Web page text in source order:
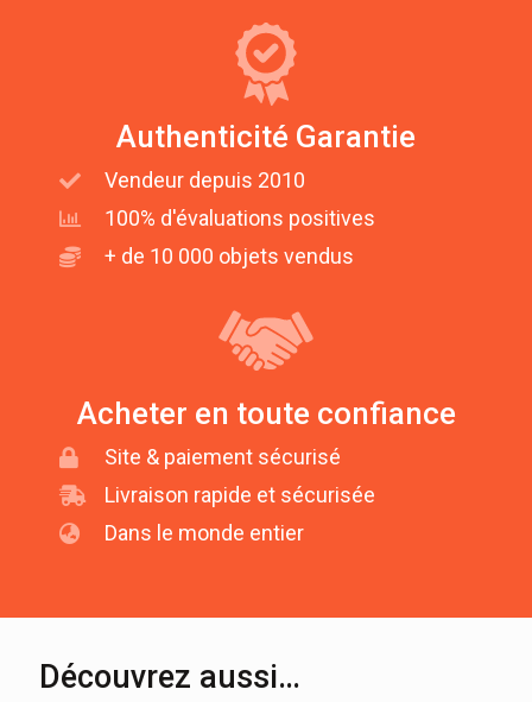
Authenticité Garantie
Vendeur depuis 2010
100% d'évaluations positives
+ de 10 000 objets vendus
Acheter en toute confiance
Site & paiement sécurisé
Livraison rapide et sécurisée
Dans le monde entier
Découvrez aussi…